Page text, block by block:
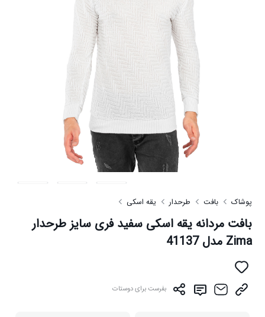
پوشاک بافت طرحدار یقه اسکی
بافت مردانه یقه اسکی سفید فری سایز طرحدار
Zima مدل 41137
بفرست برای دوستات